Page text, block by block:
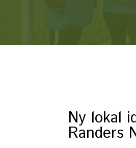
Ny lokal
Randers